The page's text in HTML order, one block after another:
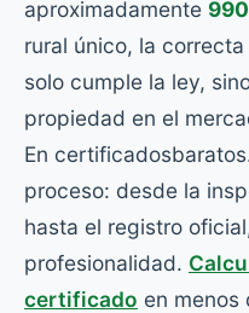
aproximadamente
rural único, la
solo cumple la ley,
propiedad en el
En
proceso: desde la
hasta el registro
profesionalidad.
certificado en menos